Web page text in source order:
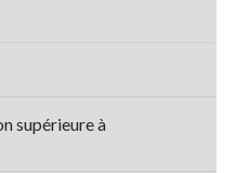
supérieure à